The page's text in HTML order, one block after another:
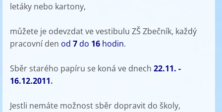
letáky nebo kartony,
můžete je odevzdat ve vestibulu ZŠ Zbečník, každý
pracovní den od 7 do 16 hodin.
Sběr starého papíru se koná ve dnech 22.11. -
16.12.2011.
Jestli nemáte možnost sběr dopravit do školy,